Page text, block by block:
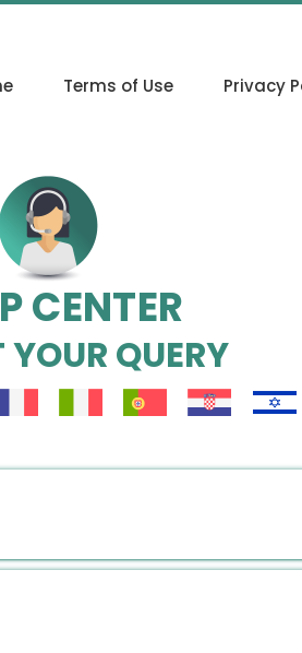
Terms of Use Privacy
CENTER
YOUR QUERY